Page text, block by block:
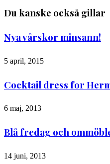
Du kanske också gillar
Nya vårskor minsann!
5 april, 2015
Cocktail dress for
6 maj, 2013
Blå fredag och
14 juni, 2013